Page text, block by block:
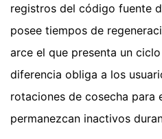
registros del código fuente
posee tiempos de
arce el que presenta un
diferencia obliga a los
rotaciones de cosecha para
permanezcan inactivos